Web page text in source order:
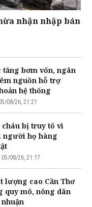
nhận nhập bán
tăng bơm vốn, ngân
nguồn hỗ trợ
hệ thống
08/26, 21:21
cháu bị truy tố vì
người họ hàng
05/08/26, 21:17
lượng cao Cần Thơ
quy mô, nông dân